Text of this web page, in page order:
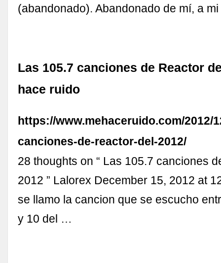
(abandonado). Abandonado de mí, a
Las 105.7 canciones de Reactor
hace ruido
https://www.mehaceruido.com/2012/
canciones-de-reactor-del-2012/
28 thoughts on “ Las 105.7 canciones
2012 ” Lalorex December 15, 2012 at
se llamo la cancion que se escucho
y 10 del …